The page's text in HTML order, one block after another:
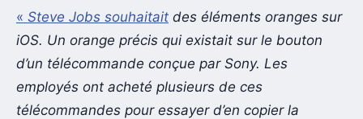
« Steve Jobs souhaitait des éléments oranges sur
iOS. Un orange précis qui existait sur le bouton
d’un télécommande conçue par Sony. Les
employés ont acheté plusieurs de ces
télécommandes pour essayer d’en copier la